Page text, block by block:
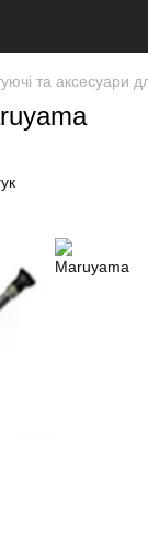
та аксесуари